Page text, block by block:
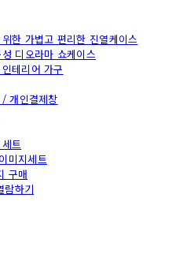
한 가볍고 편리한 진열케이스
디오라마 쇼케이스
테리어 가구
개인결제창
트
미지세트
구매
람하기